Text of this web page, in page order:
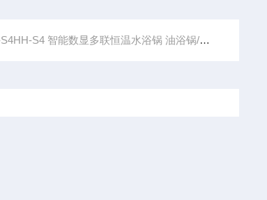
S4 智能数显多联恒温水浴锅 油浴锅/水浴锅